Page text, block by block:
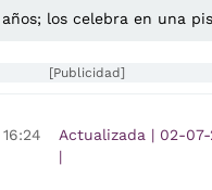
los celebra en una
[Publicidad]
16:24
Actualizada | 02-07-
|